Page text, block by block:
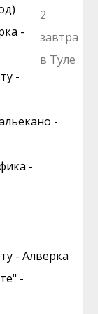
-
-
-
-
- Алверка
-